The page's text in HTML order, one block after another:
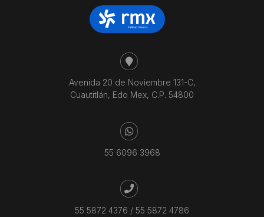
Avenida 20 de Noviembre 131-C,
Cuautitlán, Edo Mex, C.P. 54800
55 6096 3968
55 5872 4376 / 55 5872 4786